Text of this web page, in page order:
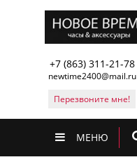
+7 (863) 311-21-78
newtime2400@mail.ru
Перезвоните мне!
МЕНЮ